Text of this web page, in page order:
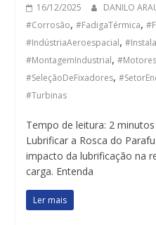
16/12/2025 DANILO
#Corrosão,#FadigaTérmica,
#IndústriaAeroespacial,
#MontagemIndustrial,#Motores
#SeleçãoDeFixadores,
#Turbinas
Tempo de leitura: 2 minutos
Lubrificar a Rosca do
impacto da lubrificação na
carga. Entenda
Ler mais